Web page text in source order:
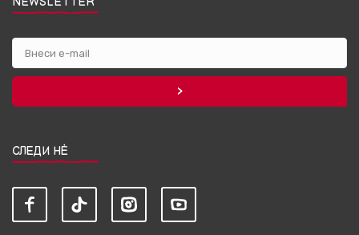
СЛЕДИ НЀ